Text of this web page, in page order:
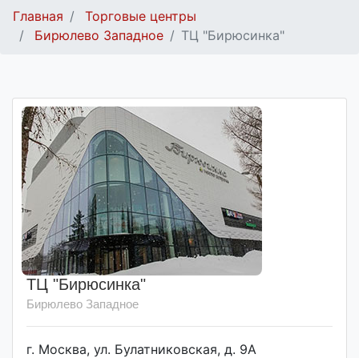
Главная
Торговые центры
Бирюлево Западное
ТЦ "Бирюсинка"
ТЦ "Бирюсинка"
Бирюлево Западное
г. Москва, ул. Булатниковская, д. 9А